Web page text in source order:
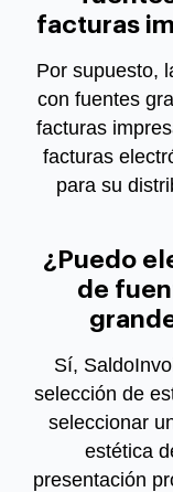
facturas
Por supuesto,
con fuentes
facturas
facturas
para su
¿Puedo
de
Sí,
selección de
seleccionar
estética
presentación